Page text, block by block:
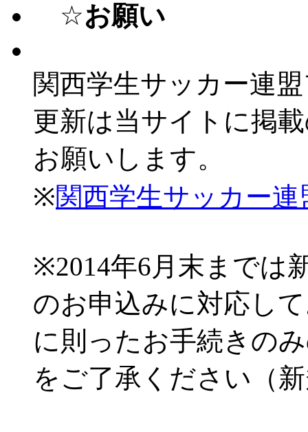
☆お願い
関西学生サッカー連
更新は当サイトに掲
お願いします。
※関西学生サッカー
※2014年6月末までは
のお申込みに対応し
に則ったお手続きの
をご了承ください（